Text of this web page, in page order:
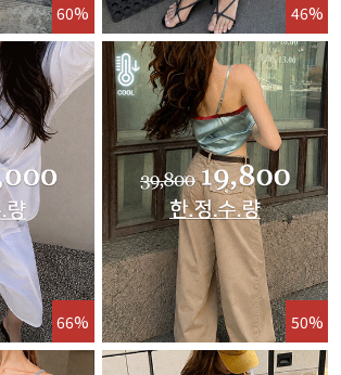
60% 46%
66% 50%